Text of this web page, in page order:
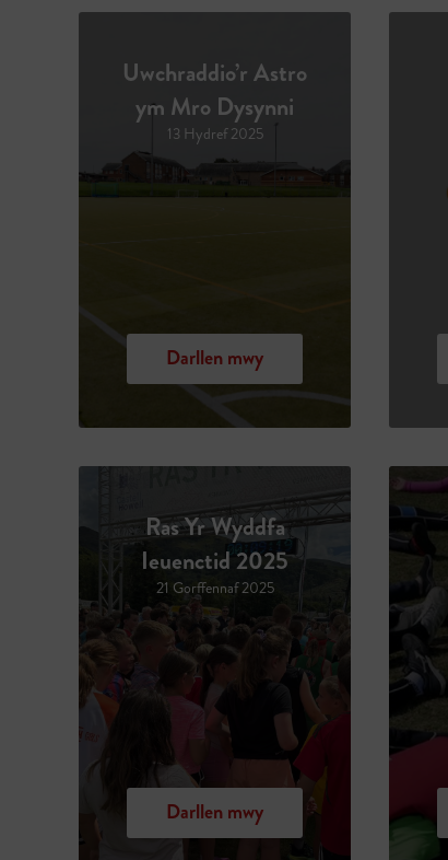
Uwchraddio’r Astro
ym Mro Dysynni
13 Hydref 2025
Darllen mwy
Ras Yr Wyddfa
Ieuenctid 2025
21 Gorffennaf 2025
Darllen mwy